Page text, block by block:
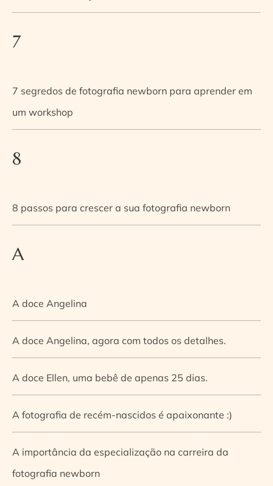
7
7 segredos de fotografia newborn para aprender em
um workshop
8
8 passos para crescer a sua fotografia newborn
A
A doce Angelina
A doce Angelina, agora com todos os detalhes.
A doce Ellen, uma bebê de apenas 25 dias.
A fotografia de recém-nascidos é apaixonante :)
A importância da especialização na carreira da
fotografia newborn